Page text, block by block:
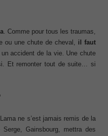
. Comme pour tous les traumas,
ou une chute de cheval, il faut
accident de la vie. Une chute
Et remonter tout de suite… si
ne s’est jamais remis de la
Gainsbourg, mettra des